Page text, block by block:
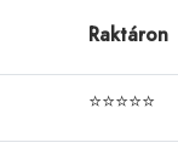
Raktáron
⭐⭐⭐⭐⭐